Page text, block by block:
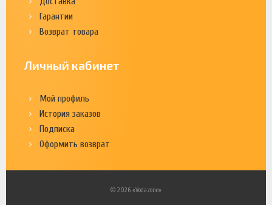
Гарантии
Возврат товара
Личный кабинет
Мой профиль
История заказов
Подписка
Оформить возврат
© 2026 «Vodazone»